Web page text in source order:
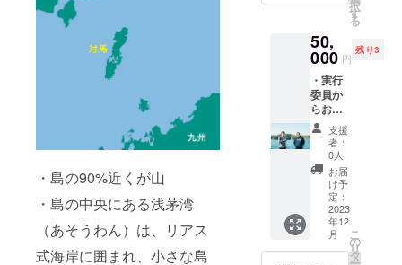
・島の90%近くが山
・島の中央にある浅茅湾
（あそうわん）は、リアス
式海岸に囲まれ、小さな島
りする
場合が
ありま
す。 -
有効期
限：
2024年
12月末
ユー
ザー名
以外の
掲載を
ご希望
の方
りま
す。 -
交通費
など、
経費が
必要に
なる場
合は負
担して
いただ
く場合
があり
ます。
- 公序
良俗に
以外の
掲載を
ご希望
の方
は、備
考欄に
ご記入
くださ
い。 ※2
原材料
及び添
加物等
の食品
表示
は、お
届けす
に法人/
の掲示
（※1）
※1 備考
欄に必
ず法人/
団体名
をご記
入くだ
さい。
択
す
る
50,
000 円
残り3
・実行
委員か
らお礼
メッ
セージ
・公式
サイト
にユー
ザー名
を掲載
（※1）
・共同
実行委
支援
者：
0人
お届
け予
定：
2023
年12
月
こ
の
リ
タ